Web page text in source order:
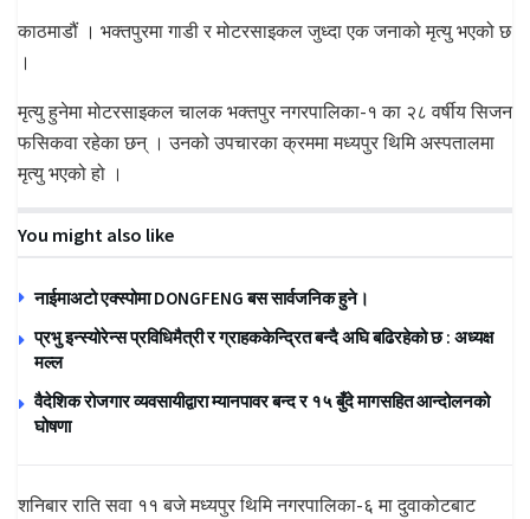
काठमाडौं । भक्तपुरमा गाडी र मोटरसाइकल जुध्दा एक जनाको मृत्यु भएको छ
।
मृत्यु हुनेमा मोटरसाइकल चालक भक्तपुर नगरपालिका-१ का २८ वर्षीय सिजन
फसिकवा रहेका छन् । उनको उपचारका क्रममा मध्यपुर थिमि अस्पतालमा
मृत्यु भएको हो ।
You might also like
नाईमाअटो एक्स्पोमा DONGFENG बस सार्वजनिक हुने।
प्रभु इन्स्योरेन्स प्रविधिमैत्री र ग्राहककेन्द्रित बन्दै अघि बढिरहेको छ : अध्यक्ष
मल्ल
वैदेशिक रोजगार व्यवसायीद्वारा म्यानपावर बन्द र १५ बुँदे मागसहित आन्दोलनको
घोषणा
शनिबार राति सवा ११ बजे मध्यपुर थिमि नगरपालिका-६ मा दुवाकोटबाट